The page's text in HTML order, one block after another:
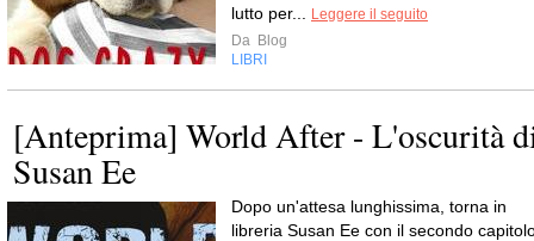
lutto per...
Leggere il seguito
Da Blog
LIBRI
[Anteprima] World After - L'oscurità
Susan Ee
Dopo un'attesa lunghissima, torna in
libreria Susan Ee con il secondo